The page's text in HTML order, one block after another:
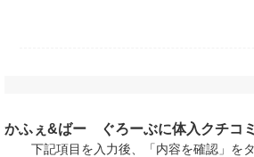
ゃう✨
〜OK✨
✨無料の送
かふぇ&ばー ぐろーぶに体入クチコ
下記項目を入力後、「内容を確認」を